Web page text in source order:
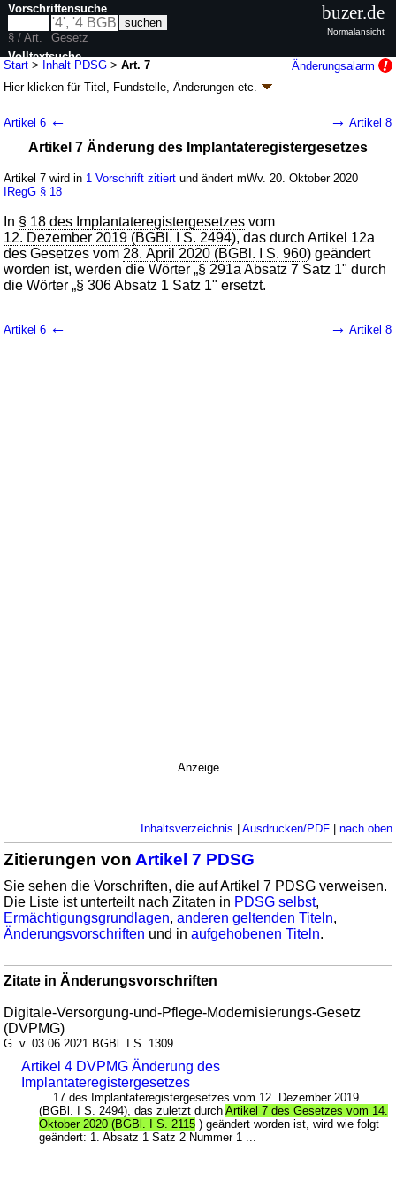
Start > Inhalt PDSG >Art. 7
Änderungsalarm
Hier klicken fürTitel, Fundstelle, Änderungen etc.
(PDSG)
G. v. 14.10.2020 BGBl. I S. 2115(Nr. 46 ); Geltung ab 20.10.2020
8 Änderungen
| Drucksachen / Entwurf / Begründung |
wird in 15 Vorschriften zitiert
Artikel 6 ← → Artikel 8
Artikel 7 Änderung des Implantateregistergesetzes
Artikel 7 wird in 1 Vorschrift zitiert und ändert mWv. 20. Oktober 2020
IRegG § 18
In § 18 des Implantateregistergesetzes vom
12. Dezember 2019 (BGBl. I S. 2494), das durch Artikel 12a
des Gesetzes vom 28. April 2020 (BGBl. I S. 960) geändert
worden ist, werden die Wörter „§ 291a Absatz 7 Satz 1" durch
die Wörter „§ 306 Absatz 1 Satz 1" ersetzt.
Artikel 6 ← → Artikel 8
Anzeige
Inhaltsverzeichnis | Ausdrucken/PDF| nach oben
Zitierungen von Artikel 7 PDSG
Sie sehen die Vorschriften, die auf Artikel 7 PDSG verweisen.
Die Liste ist unterteilt nach Zitaten in PDSG selbst,
Ermächtigungsgrundlagen,anderen geltenden Titeln,
Änderungsvorschriften und inaufgehobenen Titeln.
Zitate in Änderungsvorschriften
Digitale-Versorgung-und-Pflege-Modernisierungs-Gesetz
(DVPMG)
G. v. 03.06.2021 BGBl. I S. 1309
Artikel 4 DVPMG Änderung des
Implantateregistergesetzes
... 17 des Implantateregistergesetzes vom 12. Dezember 2019
(BGBl. I S. 2494), das zuletzt durchArtikel 7 des Gesetzes vom 14.
Oktober 2020 (BGBl. I S. 2115 ) geändert worden ist, wird wie folgt
geändert: 1. Absatz 1 Satz 2 Nummer 1 ...
Vorschriftensuche
§ / Art.
Gesetz
Volltextsuche
nur in PDSG
buzer.de
Normalansicht